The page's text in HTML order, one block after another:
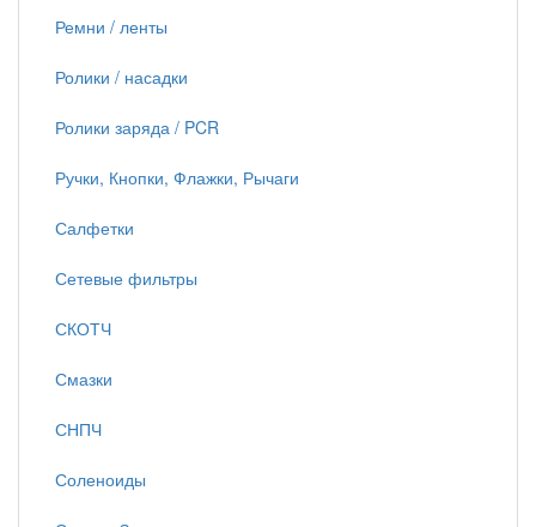
Ремни / ленты
Ролики / насадки
Ролики заряда / PCR
Ручки, Кнопки, Флажки, Рычаги
Салфетки
Сетевые фильтры
СКОТЧ
Смазки
СНПЧ
Соленоиды